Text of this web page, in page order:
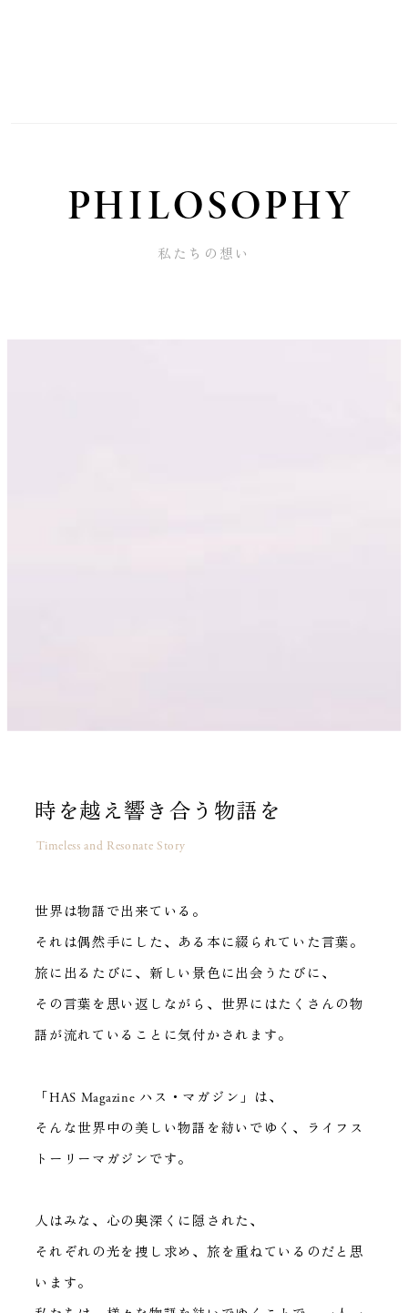
PHILOSOPHY
私たちの想い
時を越え響き合う物語を
Timeless and Resonate Story
世界は物語で出来ている。
それは偶然手にした、ある本に綴られていた言葉。
旅に出るたびに、新しい景色に出会うたびに、
その言葉を思い返しながら、世界にはたくさんの物
語が流れていることに気付かされます。
「HAS Magazine ハス・マガジン」は、
そんな世界中の美しい物語を紡いでゆく、ライフス
トーリーマガジンです。
人はみな、心の奥深くに隠された、
それぞれの光を捜し求め、旅を重ねているのだと思
います。